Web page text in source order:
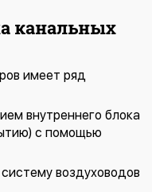
канальных
имеет ряд
внутреннего блока
с помощью
воздуховодов